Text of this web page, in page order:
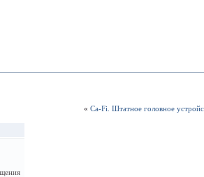
« Ca-Fi. Штатное головное